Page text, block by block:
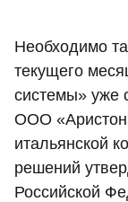
Необходимо
текущего
системы» уже
ООО «Аристон
итальянской
решений
Российской